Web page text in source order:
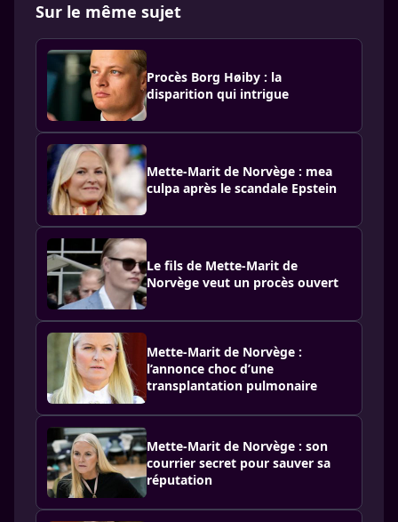
Sur le même sujet
Procès Borg Høiby : la
disparition qui intrigue
Mette-Marit de Norvège : mea
culpa après le scandale Epstein
Le fils de Mette-Marit de
Norvège veut un procès ouvert
Mette-Marit de Norvège :
l’annonce choc d’une
transplantation pulmonaire
Mette-Marit de Norvège : son
courrier secret pour sauver sa
réputation